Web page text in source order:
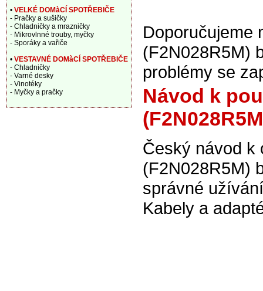
Doporučujeme
(F2N028R5M)
problémy se
Návod k
Český návod k
(F2N028R5M)
správné
Kabely a
• VELKÉ DOMàCÍ SPOTŘEBIČE
- Pračky a sušičky
- Chladničky a mrazničky
- Mikrovlnné trouby, myčky
- Sporáky a vařiče
• VESTAVNÉ DOMàCÍ SPOTŘEBIČE
- Chladničky
- Varné desky
- Vinotéky
- Myčky a pračky